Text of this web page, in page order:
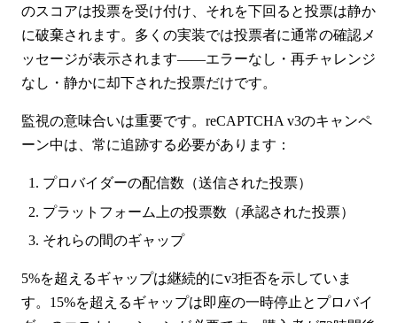
のスコアは投票を受け付け、それを下回ると投票は静か
に破棄されます。多くの実装では投票者に通常の確認メ
ッセージが表示されます——エラーなし・再チャレンジ
なし・静かに却下された投票だけです。
監視の意味合いは重要です。reCAPTCHA v3のキャンペ
ーン中は、常に追跡する必要があります：
プロバイダーの配信数（送信された投票）
プラットフォーム上の投票数（承認された投票）
それらの間のギャップ
5%を超えるギャップは継続的にv3拒否を示していま
す。15%を超えるギャップは即座の一時停止とプロバイ